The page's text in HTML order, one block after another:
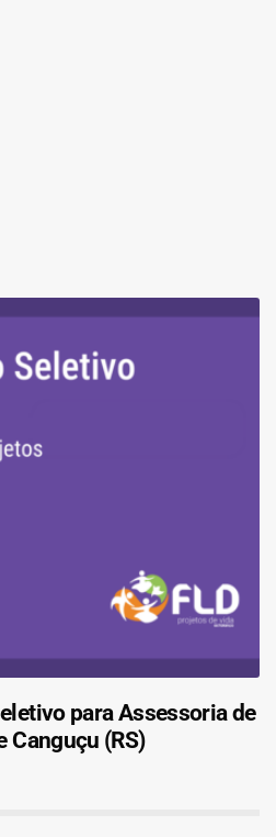
para Assessoria de
Canguçu (RS)